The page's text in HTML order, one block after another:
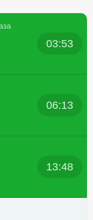
03:53
06:13
13:48